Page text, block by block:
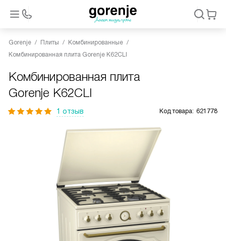
Gorenje Плиты
Комбинированные
Комбинированная плита Gorenje K62CLI
Комбинированная плита
Gorenje K62CLI
1 отзыв Код товара: 621778